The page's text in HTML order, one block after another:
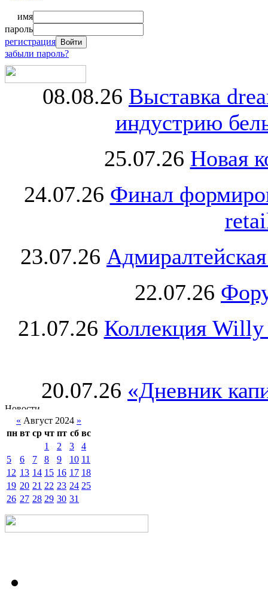
имя
пароль
регистрация
забыли пароль?
08.08.26 Выставка
индустрию
25.07.26 Новая
24.07.26 Финал
23.07.26
22.07.26
21.07.26 Коллекция Willy
20.07.26 «Дневник
« Август 2024 »
пн вт ср чт пт сб вс
1
2 3
4
5
6 7 8 9 10 11
12 13 14 15 16 17 18
19 20 21 22 23 24 25
26 27 28 29 30 31